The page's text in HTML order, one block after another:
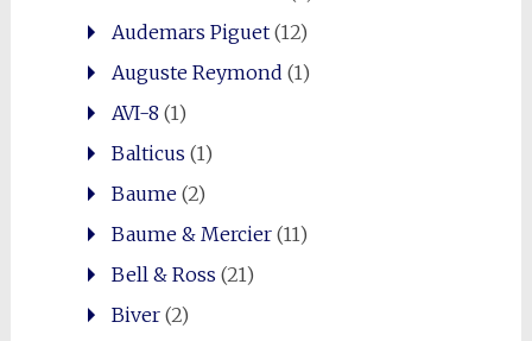
Audemars Piguet(12)
Auguste Reymond (1)
AVI-8 (1)
Balticus (1)
Baume(2)
Baume & Mercier(11)
Bell & Ross (21)
Biver(2)